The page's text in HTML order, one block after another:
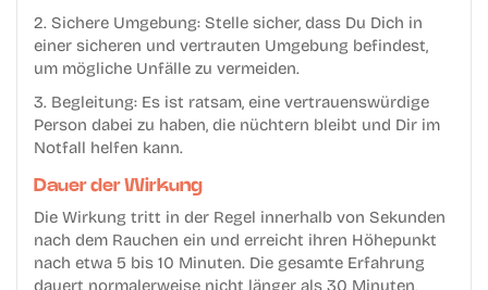
2. Sichere Umgebung: Stelle sicher, dass Du Dich in
einer sicheren und vertrauten Umgebung befindest,
um mögliche Unfälle zu vermeiden.
3. Begleitung: Es ist ratsam, eine vertrauenswürdige
Person dabei zu haben, die nüchtern bleibt und Dir im
Notfall helfen kann.
Dauer der Wirkung
Die Wirkung tritt in der Regel innerhalb von Sekunden
nach dem Rauchen ein und erreicht ihren Höhepunkt
nach etwa 5 bis 10 Minuten. Die gesamte Erfahrung
dauert normalerweise nicht länger als 30 Minuten,